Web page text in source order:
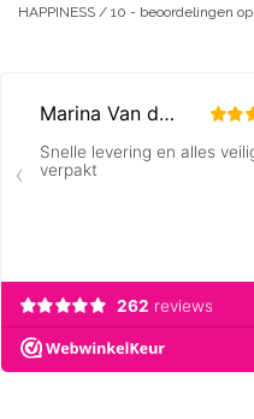
HAPPINESS / 10 - beoordelingen op